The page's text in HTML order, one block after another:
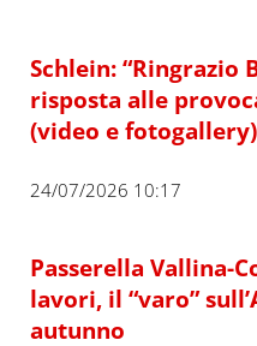
Schlein: “Ringrazio
risposta alle
(video e fotogallery)
24/07/2026 10:17
Passerella Vallina-
lavori, il “varo”
autunno